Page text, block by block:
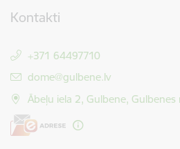
Kontakti
+371 64497710
E-pasts:
dome@gulbene.lv
Ābeļu iela 2, Gulbene, Gulbenes